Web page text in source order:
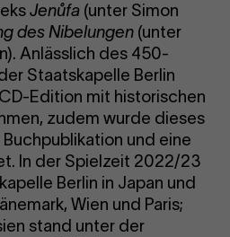
Jenůfa (unter Simon
des Nibelungen (unter
Anlässlich des 450-
Staatskapelle Berlin
Edition mit historischen
zudem wurde dieses
und eine
In der Spielzeit 2022/23
Berlin in Japan und
Wien und Paris;
stand unter der